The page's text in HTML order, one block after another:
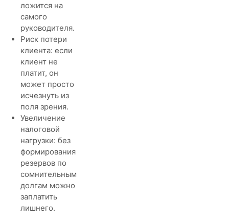
ложится на
самого
руководителя.
Риск потери
клиента: если
клиент не
платит, он
может просто
исчезнуть из
поля зрения.
Увеличение
налоговой
нагрузки: без
формирования
резервов по
сомнительным
долгам можно
заплатить
лишнего.